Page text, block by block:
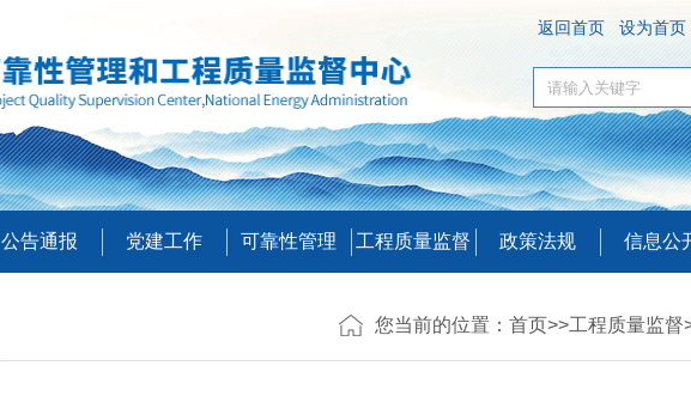
返回首页 设为首页
公告通报 党建工作 可靠性管理 工程质量监督 政策法规 信息公
您当前的位置： 首页>>工程质量监督